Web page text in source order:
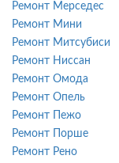
Ремонт Мерседес
Ремонт Мини
Ремонт Митсубиси
Ремонт Ниссан
Ремонт Омода
Ремонт Опель
Ремонт Пежо
Ремонт Порше
Ремонт Рено